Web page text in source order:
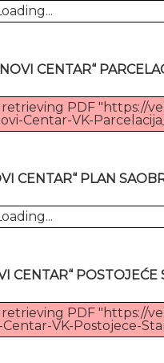
CENTAR“
PDF "https://
Centar-VK-
CENTAR“ PLAN
CENTAR“ POSTOJEĆE
PDF "https://
VK-Postojece-